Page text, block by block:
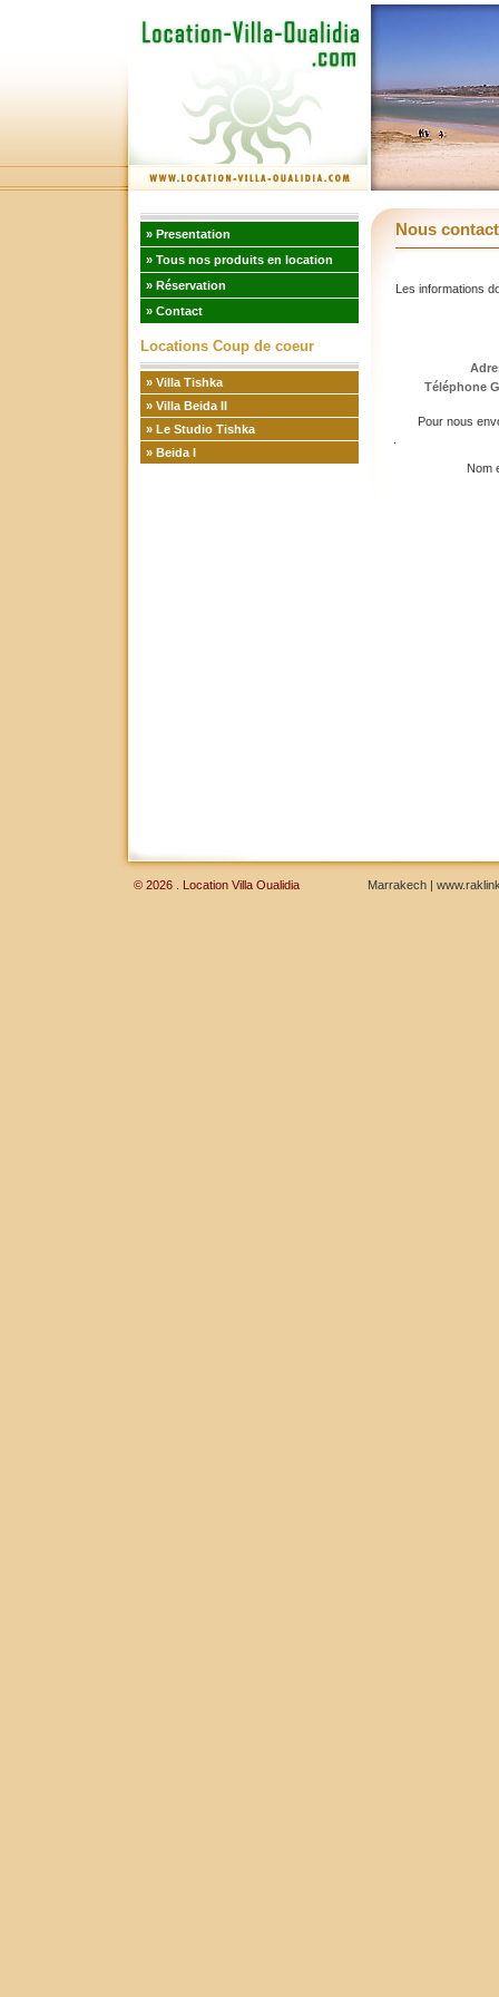
» Presentation
» Tous nos produits en location
» Réservation
» Contact
Locations Coup de coeur
» Villa Tishka
» Villa Beida II
» Le Studio Tishka
» Beida I
Nous
Les informations
Téléphone
Pour nous
Nom
© 2026 . Location Villa Oualidia Marrakech |